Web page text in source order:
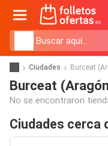
Ciudades Burceat
Burceat
No se encontraron
Ciudades cerca